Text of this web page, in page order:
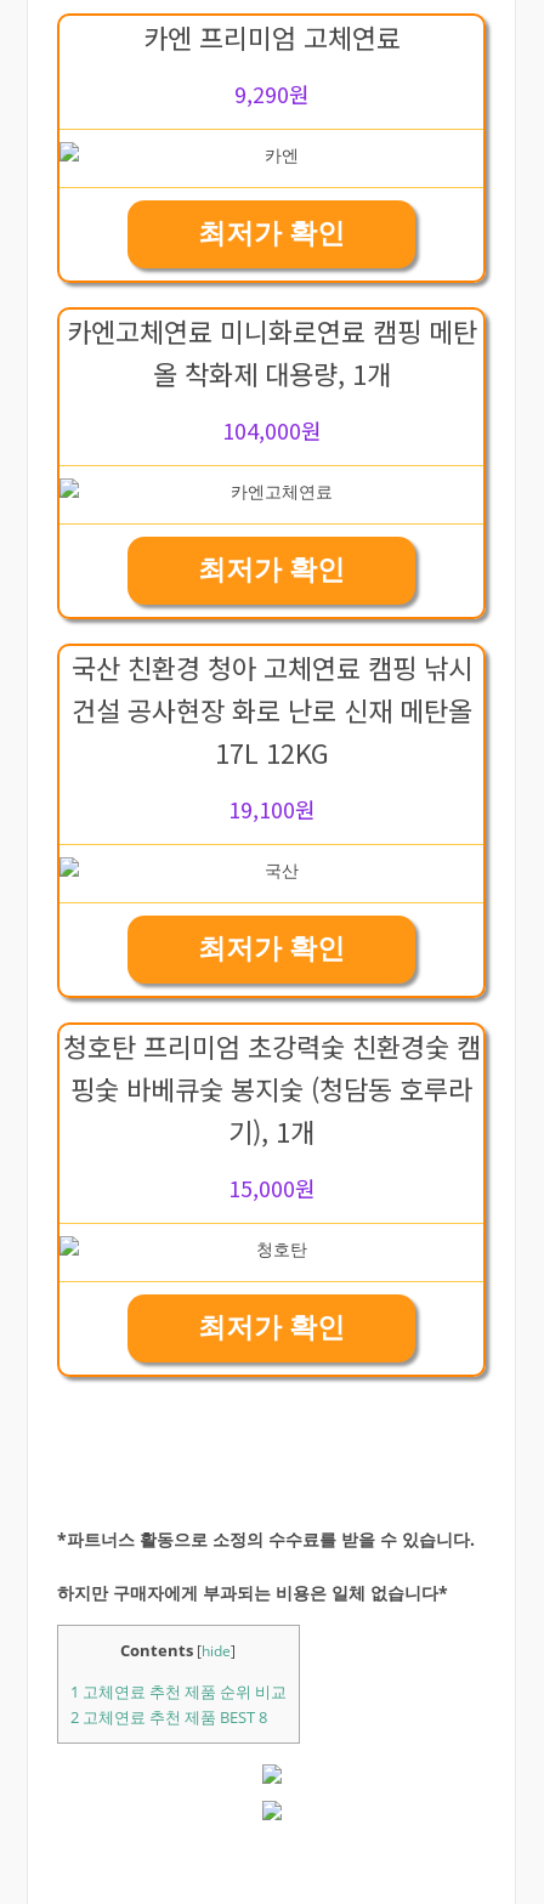
카엔 프리미엄 고체연료
9,290원
최저가 확인
카엔고체연료 미니화로연료 캠핑 메탄
올 착화제 대용량, 1개
104,000원
최저가 확인
국산 친환경 청아 고체연료 캠핑 낚시
건설 공사현장 화로 난로 신재 메탄올
17L 12KG
19,100원
최저가 확인
청호탄 프리미엄 초강력숯 친환경숯 캠
핑숯 바베큐숯 봉지숯 (청담동 호루라
기), 1개
15,000원
최저가 확인
*파트너스 활동으로 소정의 수수료를 받을 수 있습니다.
하지만 구매자에게 부과되는 비용은 일체 없습니다*
Contents [hide]
1 고체연료 추천 제품 순위 비교
2고체연료 추천 제품 BEST 8